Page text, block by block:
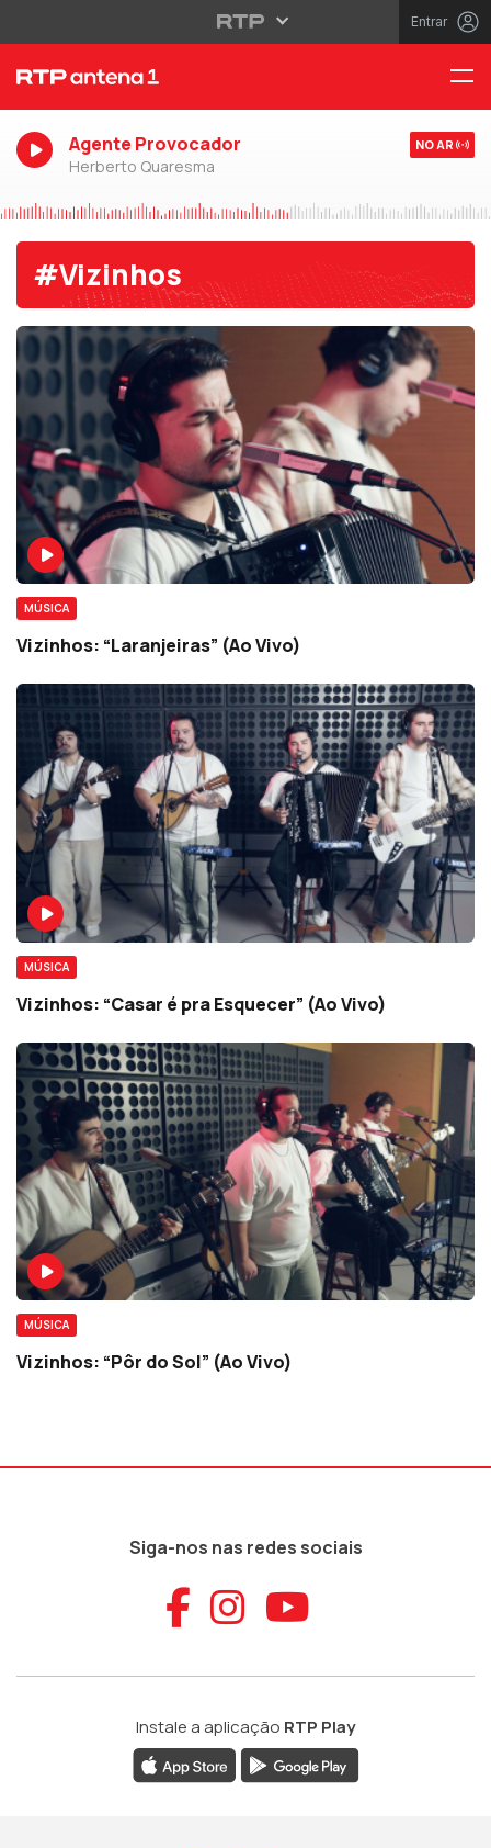
Entrar
Agente Provocador
Herberto Quaresma
NO AR
#Vizinhos
MÚSICA
Vizinhos: “Laranjeiras” (Ao Vivo)
MÚSICA
Vizinhos: “Casar é pra Esquecer” (Ao Vivo)
MÚSICA
Vizinhos: “Pôr do Sol” (Ao Vivo)
Siga-nos nas redes sociais
Aceder ao
Aceder ao
Aceder
Instale a aplicação RTP Play